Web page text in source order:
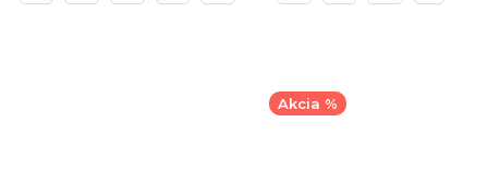
Akcia %